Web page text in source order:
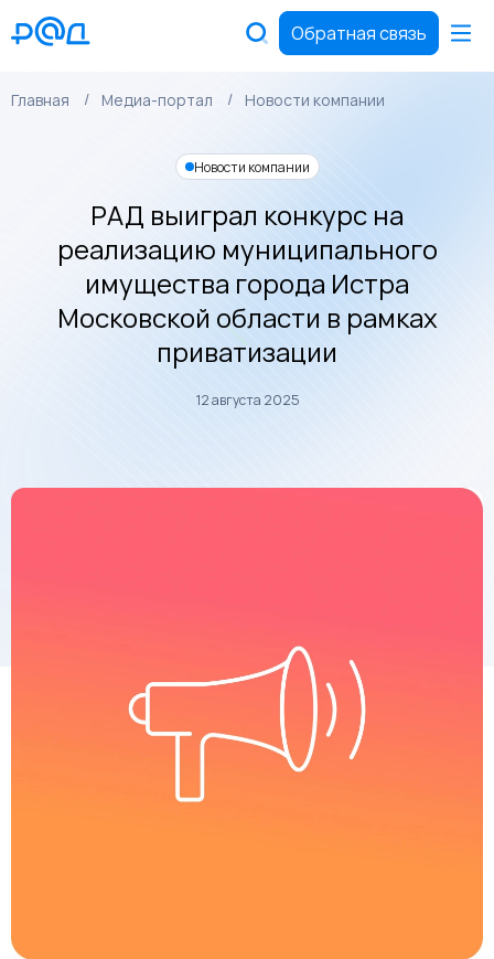
Обратная связь
Главная Медиа-портал Новости компании
Новости компании
РАД выиграл конкурс на
реализацию муниципального
имущества города Истра
Московской области в рамках
приватизации
12 августа 2025